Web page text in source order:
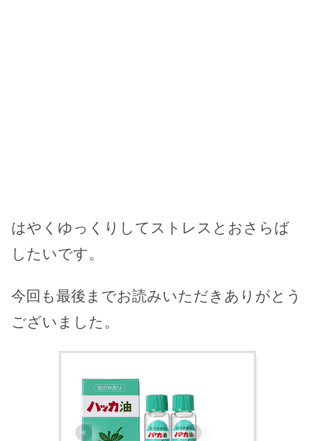
はやくゆっくりしてストレスとおさらば
したいです。
今回も最後までお読みいただきありがとう
ございました。